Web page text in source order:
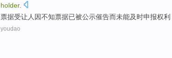
holder.
票据受让人 因不知票据已被公示催告而未能及时申报权利
youdao